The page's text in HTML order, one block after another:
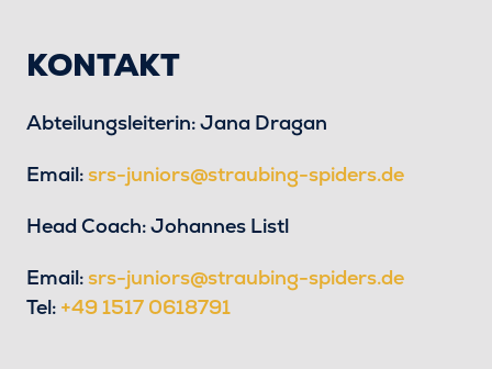
KONTAKT
Abteilungsleiterin: Jana Dragan
Email:srs-juniors@straubing-spiders.de
Head Coach: Johannes Listl
Email:srs-juniors@straubing-spiders.de
Tel: +49 1517 0618791